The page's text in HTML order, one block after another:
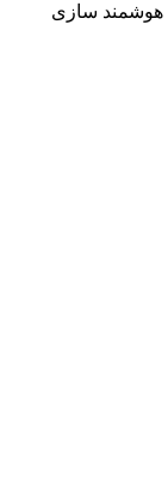
هوشمند سازی